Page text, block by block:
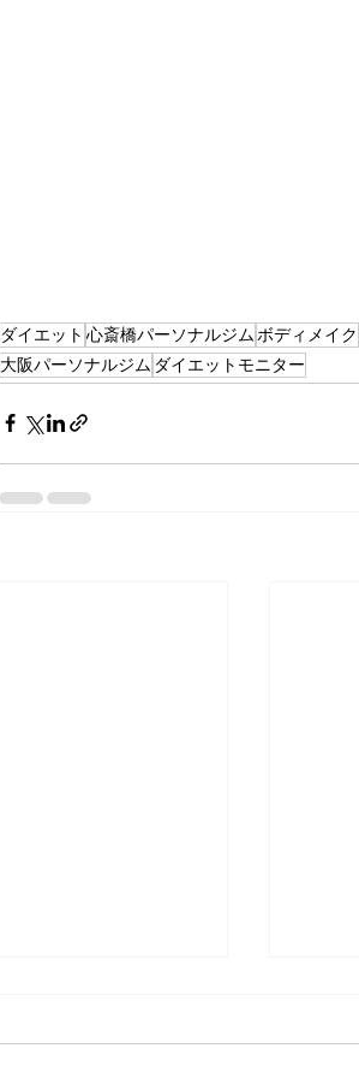
ダイエット 心斎橋パーソナルジムボディメイク
大阪パーソナルジム ダイエットモニター